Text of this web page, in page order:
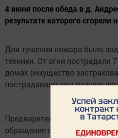
4 июня после обеда в д.
результате которого сгорели
Для тушения пожара было
техники. От огня
домах (имущество
пострадавших при пожаре
Предварительная причина
обращение с огнем при